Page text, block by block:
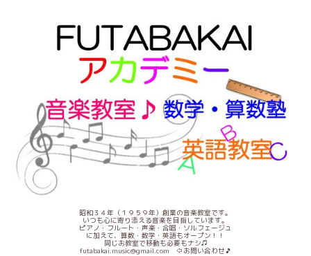
昭和３４年（１９５９年）創業の音楽教室です。
いつも心に寄り添える音楽を目指しています。
ピアノ・フルート・声楽・合唱・ソルフェージュ
に加えて、算数・数学・英語もオープン！！
同じお教室で移動も必要もナシ♫
futabakai.music@gmail.com ⇦お問い合わせ🎵